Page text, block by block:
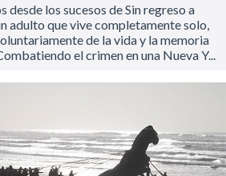
desde los sucesos de Sin regreso a
adulto que vive completamente solo,
de la vida y la memoria
el crimen en una Nueva Y...